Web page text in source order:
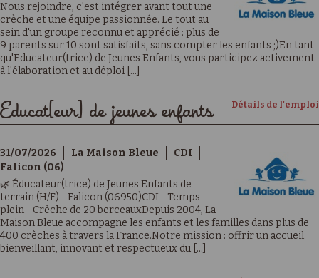
Nous rejoindre, c'est intégrer avant tout une
crèche et une équipe passionnée. Le tout au
sein d'un groupe reconnu et apprécié : plus de
9 parents sur 10 sont satisfaits, sans compter les enfants ;)En tant
qu'Educateur(trice) de Jeunes Enfants, vous participez activement
à l'élaboration et au déploi [...]
Détails de l'emploi
Educat[eur] de jeunes enfants
31/07/2026 La Maison Bleue
CDI
Falicon (06)
🌿 Éducateur(trice) de Jeunes Enfants de
terrain (H/F) - Falicon (06950)CDI - Temps
plein - Crèche de 20 berceauxDepuis 2004, La
Maison Bleue accompagne les enfants et les familles dans plus de
400 crèches à travers la France.Notre mission : offrir un accueil
bienveillant, innovant et respectueux du [...]